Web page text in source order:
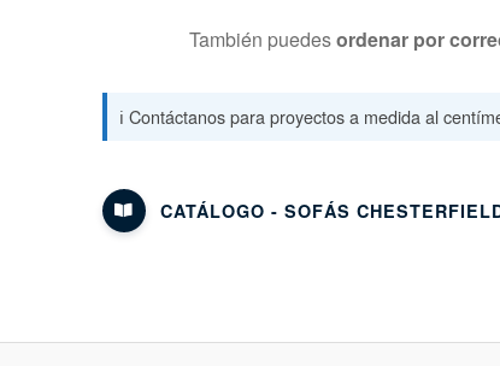
También puedesordenar por
ℹ️ Contáctanos para proyectos a medida al
CATÁLOGO - SOFÁS